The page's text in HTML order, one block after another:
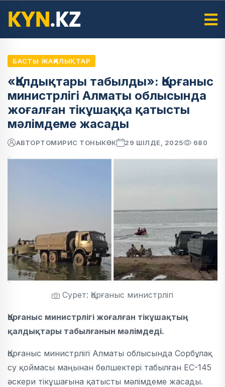
БАСТЫ ЖАҢАЛЫҚТАР
«Қалдықтары табылды»: Қорғаныс
министрлігі Алматы облысында
жоғалған тікұшаққа қатысты
мәлімдеме жасады
АВТОРТОМИРИС ТОНЫКӨК 29 ШІЛДЕ, 2025 680
Сурет: Қорғаныс министрлігі
Қорғаныс министрлігі жоғалған тікұшақтың
қалдықтары табылғанын мәлімдеді.
Қорғаныс министрлігі Алматы облысында Сорбұлақ
су қоймасы маңынан бөлшектері табылған EC-145
әскери тікұшағына қатысты мәлімдеме жасады.